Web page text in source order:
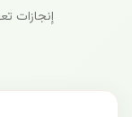
إنجازات